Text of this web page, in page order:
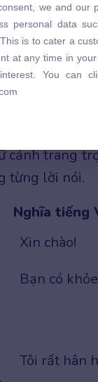
hay, ý nghĩa
cách trả lời
cách nói
trong
cảnh trang
từng lời nói.
Nghĩa tiếng
Xin chào!
Bạn có
Tôi rất hân
personal data
This is to cater a
at any time in
You can
we and our
personal data
is to cater a
at any time in
You can